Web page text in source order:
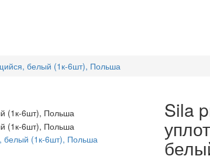
белый (1к-6шт), Польша
Sila